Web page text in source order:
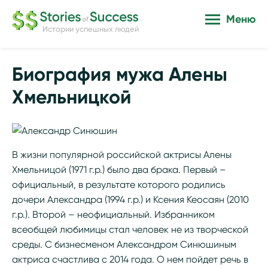
Истории успешных людей
Меню
Биография мужа Алены
Хмельницкой
В жизни популярной российской актрисы Алены
Хмельницой (1971 г.р.) было два брака. Первый –
официальный, в результате которого родились
дочери Александра (1994 г.р.) и Ксения Кеосаян (2010
г.р.). Второй – неофициальный. Избранником
всеобщей любимицы стал человек не из творческой
среды. С бизнесменом Александром Синюшиным
актриса счастлива с 2014 года. О нем пойдет речь в